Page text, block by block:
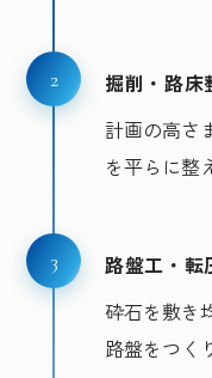
2
掘削・路床
計画の高さ
を平らに整
3
路盤工・転
砕石を敷き
路盤をつく